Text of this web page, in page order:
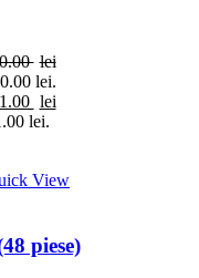
lei
lei.
lei
lei.
View
piese)